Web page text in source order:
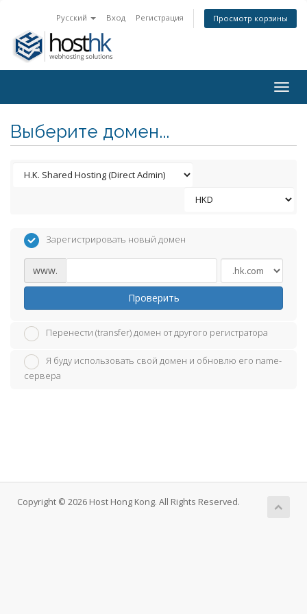
Русский Вход Регистрация Просмотр корзины
Выберите домен...
Зарегистрировать новый домен
www.
Проверить
Перенести (transfer) домен от другого регистратора
Я буду использовать свой домен и обновлю его name-
сервера
Copyright © 2026 Host Hong Kong. All Rights Reserved.